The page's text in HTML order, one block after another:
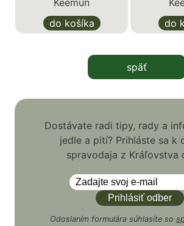
do košíka
do
späť
Dostávate radi tipy, rady a
jedle a pití? Prihláste sa k
spravodaja z Kráľovstva
Odoslaním formulára súhlasíte so